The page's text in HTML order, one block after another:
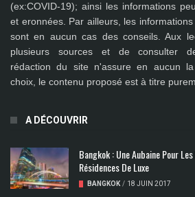
(ex:COVID-19); ainsi les informations
et eronnées. Par ailleurs, les
sont en aucun cas des conseils. Aux
plusieurs sources et de consulter
rédaction du site n'assure en aucun
choix, le contenu proposé est à titre
A DÉCOUVRIR
Bangkok : Une Aubaine Pour
Résidences De Luxe
BANGKOK / 18 JUIN 2017